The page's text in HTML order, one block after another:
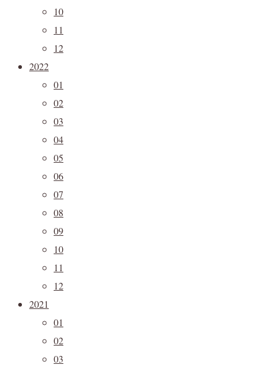
10
11
12
2022
01
02
03
04
05
06
07
08
09
10
11
12
2021
01
02
03